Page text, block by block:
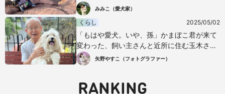
みみこ（愛犬家）
くらし 2025/05/02
「もはや愛犬。いや、孫」かまぼこ君が来て
変わった、飼い主さんと近所に住む玉木さん
の人生矢野やすこ（フォトグラファー）
RANKING